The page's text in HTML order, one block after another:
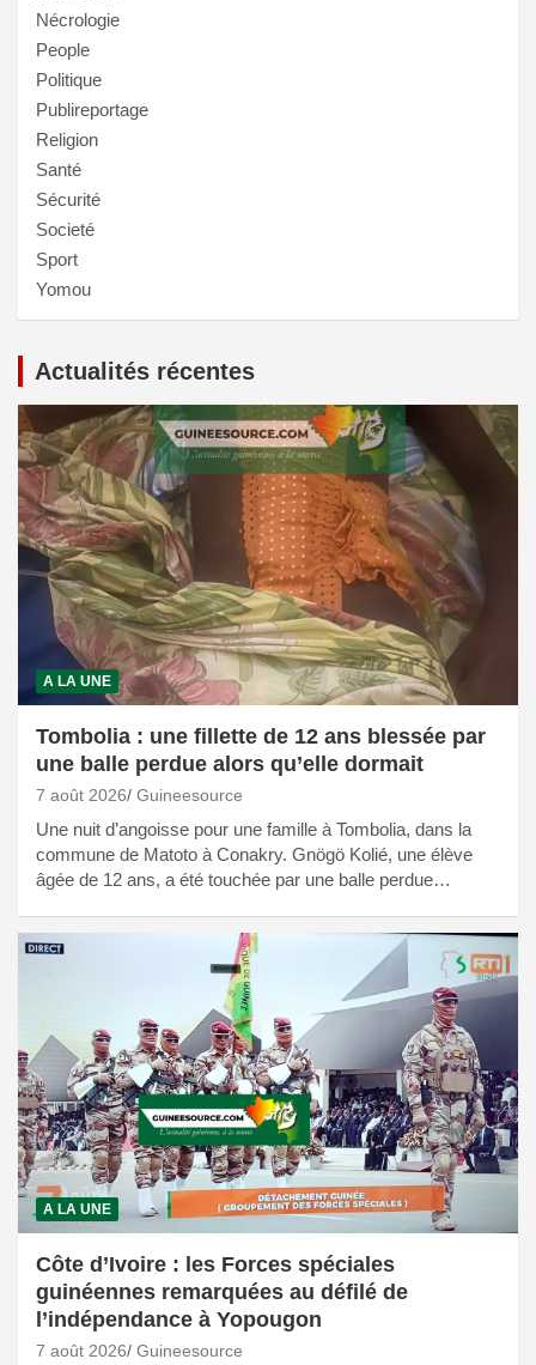
Nécrologie
People
Politique
Publireportage
Religion
Santé
Sécurité
Societé
Sport
Yomou
Actualités récentes
A LA UNE
Tombolia : une fillette de 12 ans blessée par
une balle perdue alors qu’elle dormait
7 août 2026 Guineesource
Une nuit d’angoisse pour une famille à Tombolia, dans la
commune de Matoto à Conakry. Gnögö Kolié, une élève
âgée de 12 ans, a été touchée par une balle perdue…
A LA UNE
Côte d’Ivoire : les Forces spéciales
guinéennes remarquées au défilé de
l’indépendance à Yopougon
7 août 2026 Guineesource